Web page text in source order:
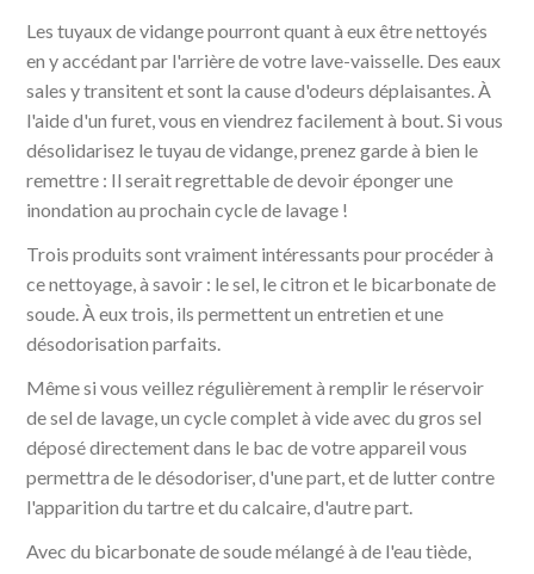
Les tuyaux de vidange pourront quant à eux être nettoyés
en y accédant par l'arrière de votre lave-vaisselle. Des eaux
sales y transitent et sont la cause d'odeurs déplaisantes. À
l'aide d'un furet, vous en viendrez facilement à bout. Si vous
désolidarisez le tuyau de vidange, prenez garde à bien le
remettre : Il serait regrettable de devoir éponger une
inondation au prochain cycle de lavage !
Trois produits sont vraiment intéressants pour procéder à
ce nettoyage, à savoir : le sel, le citron et le bicarbonate de
soude. À eux trois, ils permettent un entretien et une
désodorisation parfaits.
Même si vous veillez régulièrement à remplir le réservoir
de sel de lavage, un cycle complet à vide avec du gros sel
déposé directement dans le bac de votre appareil vous
permettra de le désodoriser, d'une part, et de lutter contre
l'apparition du tartre et du calcaire, d'autre part.
Avec du bicarbonate de soude mélangé à de l'eau tiède,